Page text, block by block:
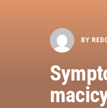
BY